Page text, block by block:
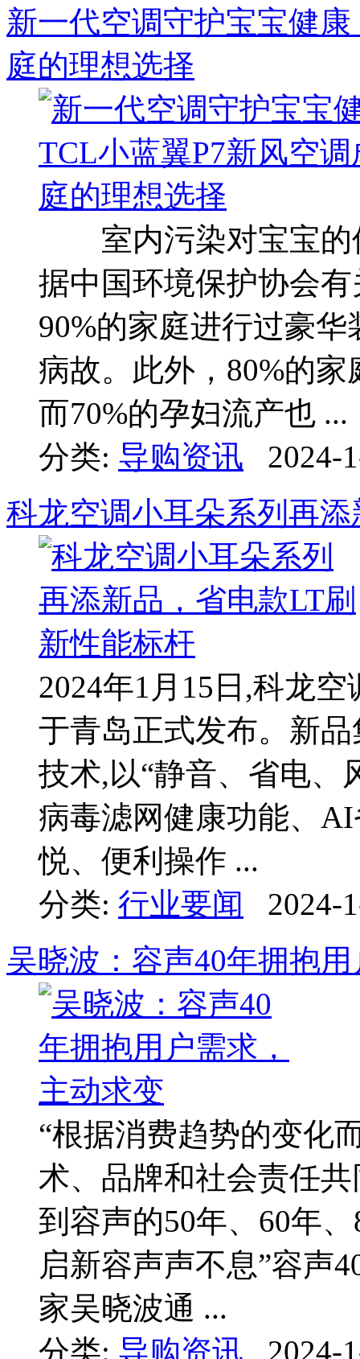
新一代空调守护宝宝健
庭的理想选择
室内污染对宝宝的
据中国环境保护协会
90%的家庭进行过豪
病故。此外，80%的
而70%的孕妇流产也 ...
分类: 导购资讯
2024-
科龙空调小耳朵系列再
2024年1月15日,科龙
于青岛正式发布。新
技术,以“静音、省电、
病毒滤网健康功能、
悦、便利操作 ...
分类: 行业要闻
2024-
吴晓波：容声40年拥抱
“根据消费趋势的变化
术、品牌和社会责任
到容声的50年、60年
启新容声声不息”容声
家吴晓波通 ...
分类: 导购资讯 2024-